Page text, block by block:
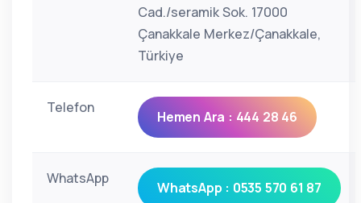
Cad./seramik Sok. 17000
Çanakkale Merkez/Çanakkale,
Türkiye
Telefon
Hemen Ara : 444 28 46
WhatsApp
WhatsApp : 0535 570 61 87